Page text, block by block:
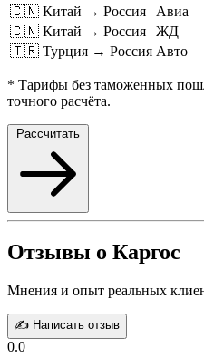
🇨🇳 Китай → Россия
Авиа
🇨🇳 Китай → Россия
ЖД
🇹🇷 Турция → Россия Авто
* Тарифы без таможенных
точного расчёта.
Рассчитать
Отзывы о Каргос
Мнения и опыт реальных
✍️ Написать отзыв
0.0